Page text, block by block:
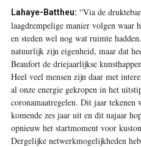
Lahaye-Battheu: “Via de
laagdrempelige manier volgen waar
en steden wel nog wat ruimte
natuurlijk zijn eigenheid, maar dat
Beaufort de driejaarlijkse
Heel veel mensen zijn daar met
al onze energie gekropen in het
coronamaatregelen. Dit jaar tekenen
komende zes jaar uit en dit najaar
opnieuw het startmoment voor
Dergelijke netwerkmogelijkheden